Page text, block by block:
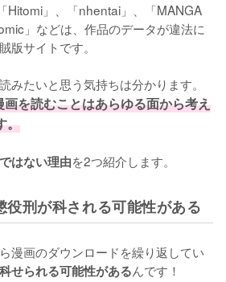
Hitomi」、「nhentai」、「MANGA
」などは、作品のデータが違法に
版サイトです。
みたいと思う気持ちは分かります。
を読むことはあらゆる面から考え
。
はない理由を2つ紹介します。
役刑が科される可能性がある
漫画のダウンロードを繰り返してい
せられる可能性があるんです！